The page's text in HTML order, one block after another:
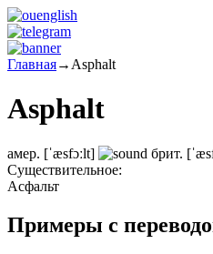
Главная→ Asphalt
Asphalt
амер. [ˈæsfɔːlt] брит.
Существительное:
Асфальт
Примеры с